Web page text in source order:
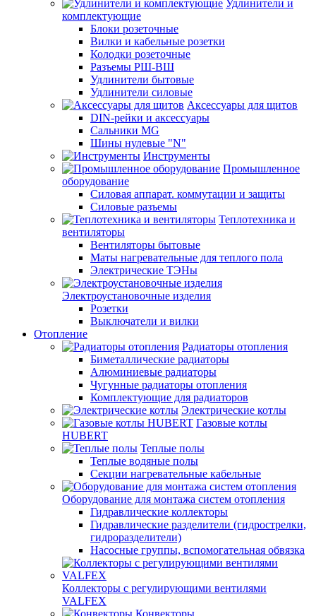
Удлинители и
комплектующие
Блоки розеточные
Вилки и кабельные розетки
Колодки розеточные
Разъемы РШ-ВШ
Удлинители бытовые
Удлинители силовые
Аксессуары для щитов
DIN-рейки и аксессуары
Сальники MG
Шины нулевые "N"
Инструменты
Промышленное
оборудование
Силовая аппарат. коммутации и защиты
Силовые разъемы
Теплотехника и
вентиляторы
Вентиляторы бытовые
Маты нагревательные для теплого пола
Электрические ТЭНы
Электроустановочные изделия
Розетки
Выключатели и вилки
Отопление
Радиаторы отопления
Биметаллические радиаторы
Алюминиевые радиаторы
Чугунные радиаторы отопления
Комплектующие для радиаторов
Электрические котлы
Газовые котлы
HUBERT
Теплые полы
Теплые водяные полы
Секции нагревательные кабельные
Оборудование для монтажа систем отопления
Гидравлические коллекторы
Гидравлические разделители (гидрострелки,
гидроразделители)
Насосные группы, вспомогательная обвязка
Коллекторы с регулирующими вентилями
VALFEX
Конвекторы